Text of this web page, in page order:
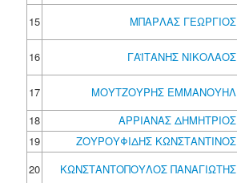
15
ΜΠΑΡΛΑΣ ΓΕΩΡΓΙΟΣ
16
ΓΑΪΤΑΝΗΣ ΝΙΚΟΛΑΟΣ
17
ΜΟΥΤΖΟΥΡΗΣ ΕΜΜΑΝΟΥΗΛ
18
ΑΡΡΙΑΝΑΣ ΔΗΜΗΤΡΙΟΣ
19
ΖΟΥΡΟΥΦΙΔΗΣ ΚΩΝΣΤΑΝΤΙΝΟΣ
20
ΚΩΝΣΤΑΝΤΟΠΟΥΛΟΣ ΠΑΝΑΓΙΩΤΗΣ